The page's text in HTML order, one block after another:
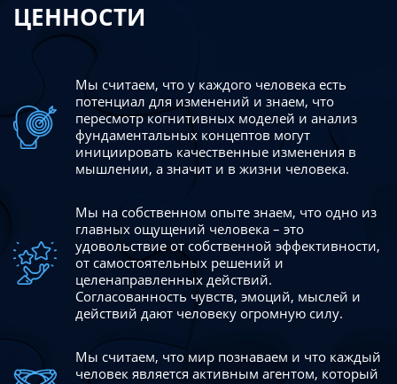
ЦЕННОСТИ
Мы считаем, что у каждого человека есть
потенциал для изменений и знаем, что
пересмотр когнитивных моделей и анализ
фундаментальных концептов могут
инициировать качественные изменения в
мышлении, а значит и в жизни человека.
Мы на собственном опыте знаем, что одно из
главных ощущений человека – это
удовольствие от собственной эффективности,
от самостоятельных решений и
целенаправленных действий.
Согласованность чувств, эмоций, мыслей и
действий дают человеку огромную силу.
Мы считаем, что мир познаваем и что каждый
человек является активным агентом, который